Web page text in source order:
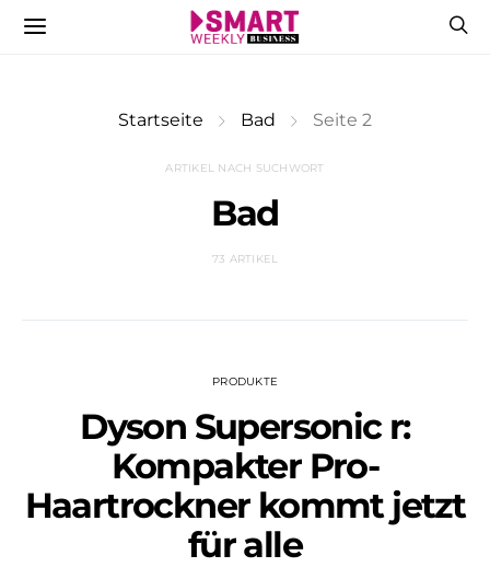
Startseite Bad Seite 2
ARTIKEL NACH SUCHWORT
Bad
73 ARTIKEL
PRODUKTE
Dyson Supersonic r:
Kompakter Pro-
Haartrockner kommt jetzt
für alle